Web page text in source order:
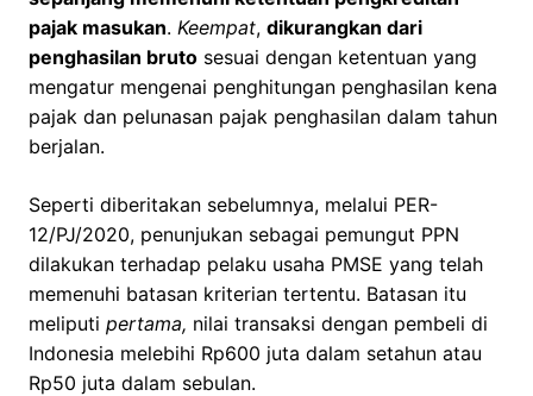
pajak masukan. Keempat, dikurangkan dari
penghasilan bruto sesuai dengan ketentuan yang
mengatur mengenai penghitungan penghasilan kena
pajak dan pelunasan pajak penghasilan dalam tahun
berjalan.
Seperti diberitakan sebelumnya, melalui PER-
12/PJ/2020, penunjukan sebagai pemungut PPN
dilakukan terhadap pelaku usaha PMSE yang telah
memenuhi batasan kriterian tertentu. Batasan itu
meliputi pertama, nilai transaksi dengan pembeli di
Indonesia melebihi Rp600 juta dalam setahun atau
Rp50 juta dalam sebulan.